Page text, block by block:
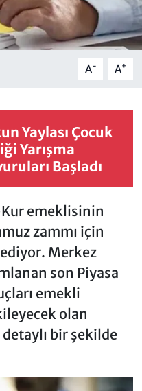
A- A+
Yaylası Çocuk
Yarışma
Başladı
emeklisinin
zammı için
Merkez
son Piyasa
emekli
olan
bir şekilde